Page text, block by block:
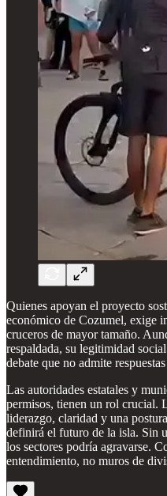
Quienes apoyan el proyecto
económico de Cozumel, exige
cruceros de mayor tamaño.
respaldada, su legitimidad
debate que no admite
Las autoridades estatales y
permisos, tienen un rol crucial.
liderazgo, claridad y una
definirá el futuro de la isla. Sin
los sectores podría agravarse.
entendimiento, no muros de